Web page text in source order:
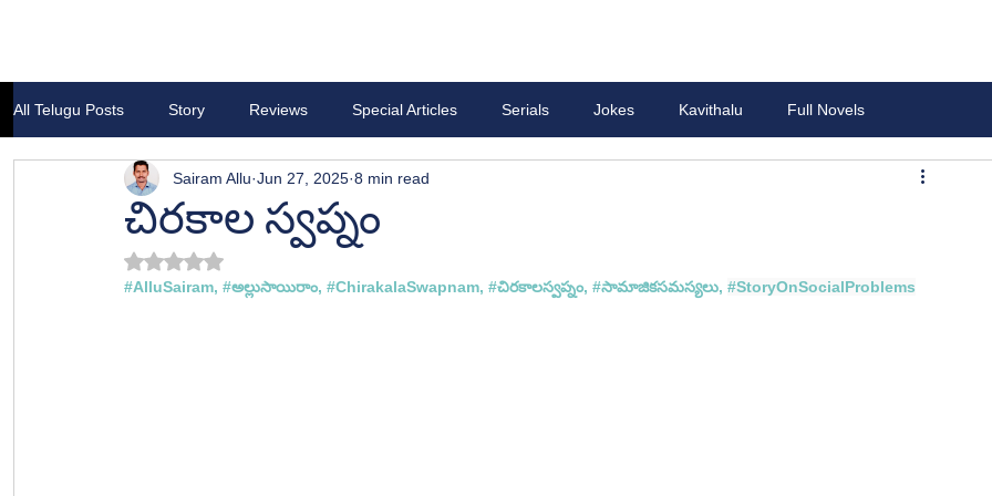
All Telugu Posts Story Reviews Special Articles Serials Jokes Kavithalu Full Novels
చిరకాల స్వప్నం
Sairam Allu Jun 27, 2025 8 min read
Rated NaN out of 5 stars.
#AlluSairam, #అల్లుసాయిరాం, #ChirakalaSwapnam, #చిరకాలస్వప్నం, #సామాజికసమస్యలు, #StoryOnSocialProblems